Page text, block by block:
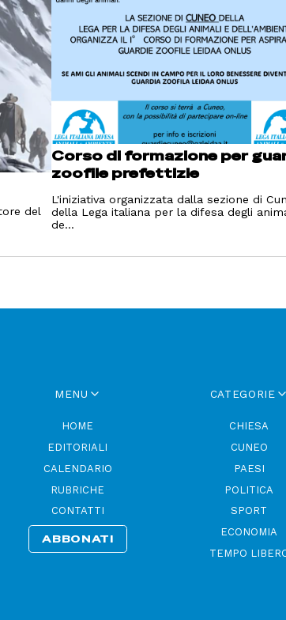
del
Corso di formazione per
zoofile prefettizie
L'iniziativa organizzata dalla sezione di
della Lega italiana per la difesa degli
de...
MENU
HOME
EDITORIALI
CALENDARIO
RUBRICHE
CONTATTI
ABBONATI
CATEGORIE
CHIESA
CUNEO
PAESI
POLITICA
SPORT
ECONOMIA
TEMPO